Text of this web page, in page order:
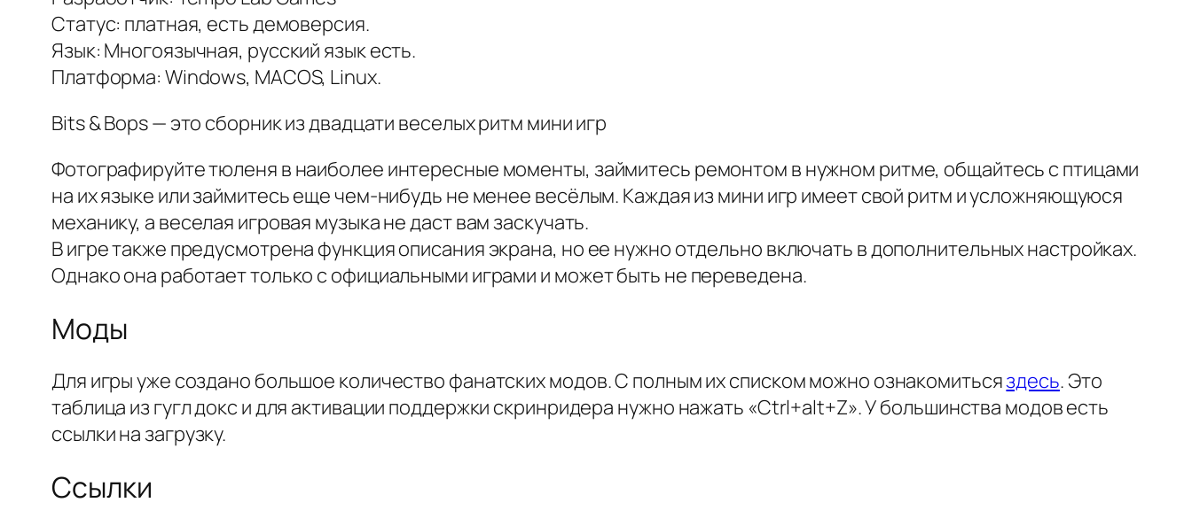
Статус: платная, есть демоверсия.
Язык: Многоязычная, русский язык есть.
Платформа: Windows, MACOS, Linux.
Bits & Bops — это сборник из двадцати веселых ритм мини игр
Фотографируйте тюленя в наиболее интересные моменты, займитесь ремонтом в нужном ритме, общайтесь с птицами
на их языке или займитесь еще чем-нибудь не менее весёлым. Каждая из мини игр имеет свой ритм и усложняющуюся
механику, а веселая игровая музыка не даст вам заскучать.
В игре также предусмотрена функция описания экрана, но ее нужно отдельно включать в дополнительных настройках.
Однако она работает только с официальными играми и может быть не переведена.
Моды
Для игры уже создано большое количество фанатских модов. С полным их списком можно ознакомитьсяздесь. Это
таблица из гугл докс и для активации поддержки скринридера нужно нажать «Ctrl+alt+Z». У большинства модов есть
ссылки на загрузку.
Ссылки